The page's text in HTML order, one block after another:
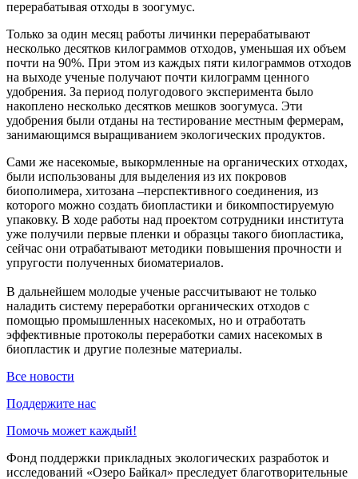
перерабатывая отходы в зоогумус.
Только за один месяц работы личинки перерабатывают
несколько десятков килограммов отходов, уменьшая их объем
почти на 90%. При этом из каждых пяти килограммов отходов
на выходе ученые получают почти килограмм ценного
удобрения. За период полугодового эксперимента было
накоплено несколько десятков мешков зоогумуса. Эти
удобрения были отданы на тестирование местным фермерам,
занимающимся выращиванием экологических продуктов.
Сами же насекомые, выкормленные на органических отходах,
были использованы для выделения из их покровов
биополимера, хитозана –перспективного соединения, из
которого можно создать биопластики и бикомпостируемую
упаковку. В ходе работы над проектом сотрудники института
уже получили первые пленки и образцы такого биопластика,
сейчас они отрабатывают методики повышения прочности и
упругости полученных биоматериалов.
В дальнейшем молодые ученые рассчитывают не только
наладить систему переработки органических отходов с
помощью промышленных насекомых, но и отработать
эффективные протоколы переработки самих насекомых в
биопластик и другие полезные материалы.
Все новости
Поддержите нас
Помочь может каждый!
Фонд поддержки прикладных экологических разработок и
исследований «Озеро Байкал» преследует благотворительные